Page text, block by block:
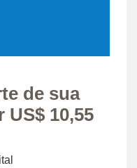
de sua
10,55